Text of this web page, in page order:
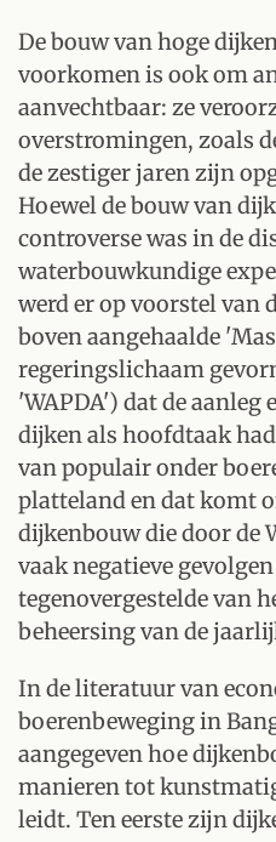
De bouw van hoge
voorkomen is ook om
aanvechtbaar: ze
overstromingen, zoals
de zestiger jaren zijn
Hoewel de bouw van
controverse was in de
waterbouwkundige
werd er op voorstel van
boven aangehaalde
regeringslichaam
'WAPDA') dat de aanleg
dijken als hoofdtaak
van populair onder
platteland en dat komt
dijkenbouw die door de
vaak negatieve
tegenovergestelde van
beheersing van de
In de literatuur van
boerenbeweging in
aangegeven hoe
manieren tot
leidt. Ten eerste zijn